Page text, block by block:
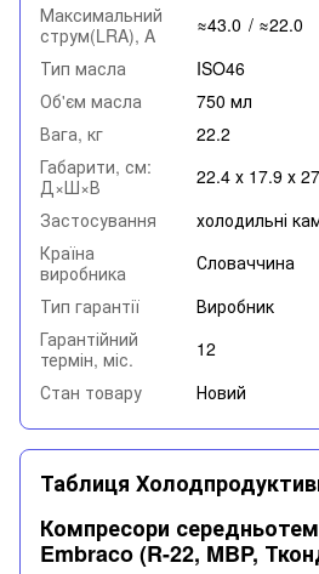
Максимальний
струм(LRA), A
≈43.0 / ≈22.0
Тип масла
ISO46
Об'єм масла
750 мл
Вага, кг
22.2
Габарити, см:
Д×Ш×В
22.4 х 17.9 х
Застосування
холодильні
Країна
виробника
Словаччина
Тип гарантії
Виробник
Гарантійний
термін, міс.
12
Стан товару
Новий
Таблиця
Компресори
Embraco (R-22, MBP,